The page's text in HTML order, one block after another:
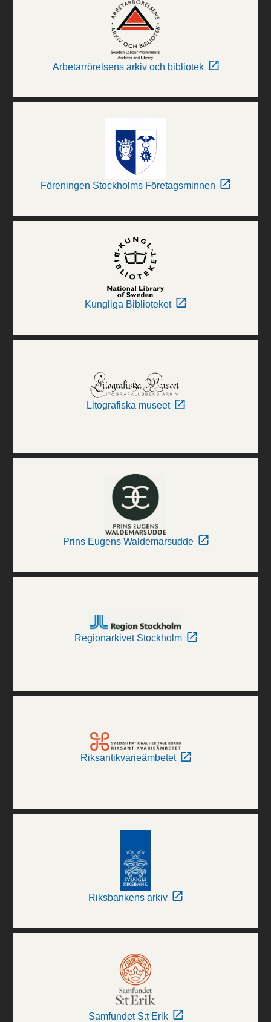
Arbetarrörelsens arkiv och bibliotek
Föreningen Stockholms Företagsminnen
Kungliga Biblioteket
Litografiska museet
Prins Eugens Waldemarsudde
Regionarkivet Stockholm
Riksantikvarieämbetet
Riksbankens arkiv
Samfundet S:t Erik